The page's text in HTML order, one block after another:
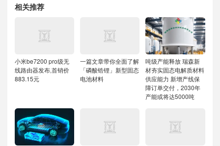
相关推荐
小米be7200 pro级无
线路由器发布,首销价
883.15元
一篇文章带你全面了解
「磷酸锆锂」新型固态
电池材料
吨级产能释放 瑞森新
材夯实固态电解质材料
供应能力新增产线保
障订单交付，2030年
产能或将达5000吨